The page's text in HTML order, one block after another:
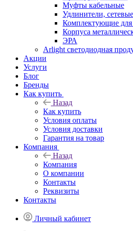
Муфты кабельные
Удлинители,
Комплектующие
Корпуса
ЭРА
Arlight светодиодная
Акции
Услуги
Блог
Бренды
Как купить
Назад
Как купить
Условия оплаты
Условия доставки
Гарантия на товар
Компания
Назад
Компания
О компании
Контакты
Реквизиты
Контакты
Личный кабинет